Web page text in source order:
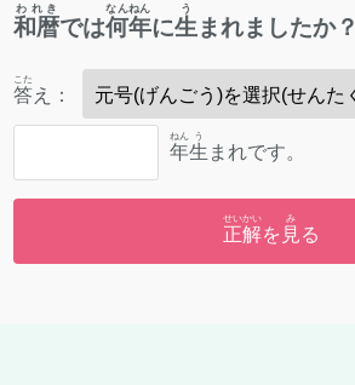
和暦
われき
では何年
なんねん
に生
う
まれましたか？
答
こた
え：
年
ねん
生
う
まれです。
正解
せいかい
を 見
み
る